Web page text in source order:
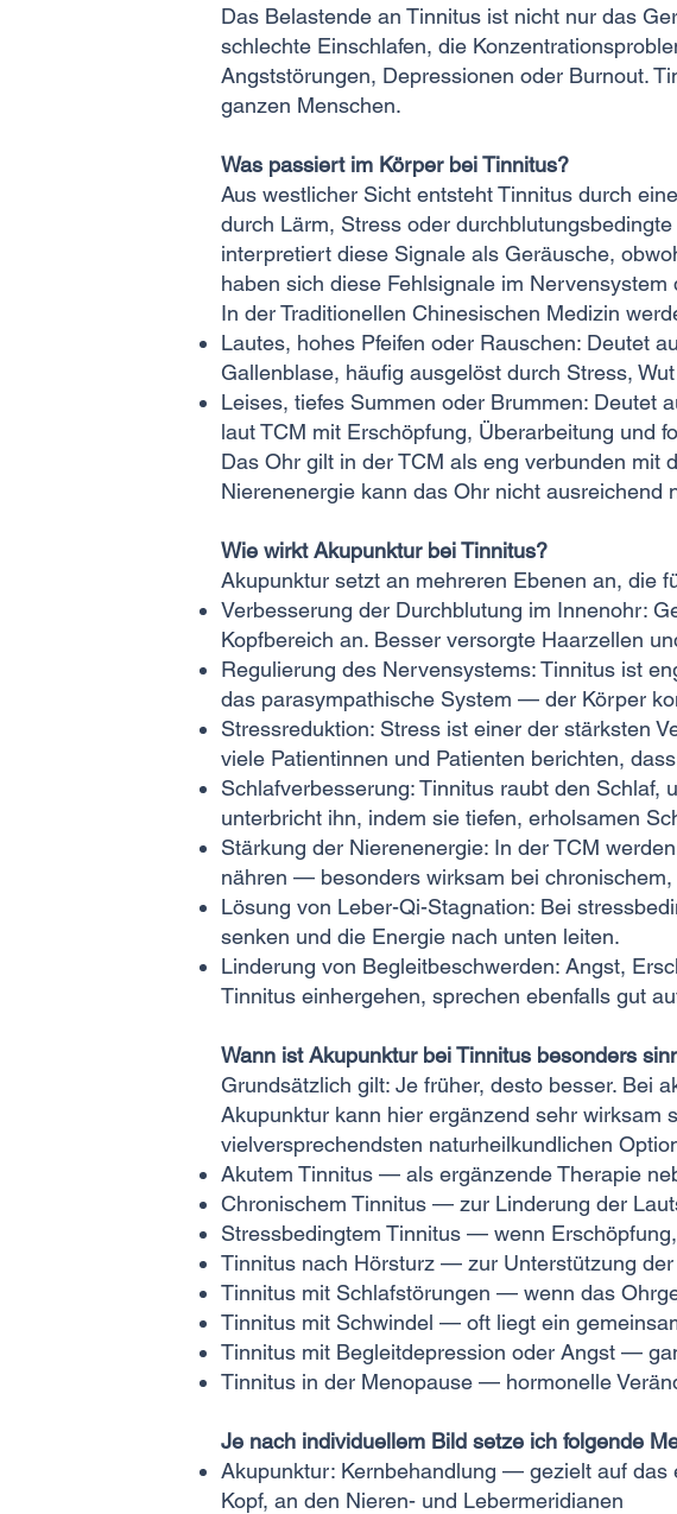
Das Belastende an Tinnitus ist nicht nur das
schlechte Einschlafen, die
Angststörungen, Depressionen oder Burnout.
ganzen Menschen.
Was passiert im Körper bei Tinnitus?
Aus westlicher Sicht entsteht Tinnitus durch
durch Lärm, Stress oder
interpretiert diese Signale als Geräusche,
haben sich diese Fehlsignale im
In der Traditionellen Chinesischen Medizin
Lautes, hohes Pfeifen oder Rauschen: Deutet
Gallenblase, häufig ausgelöst durch Stress,
Leises, tiefes Summen oder Brummen:
laut TCM mit Erschöpfung, Überarbeitung und
Das Ohr gilt in der TCM als eng verbunden
Nierenenergie kann das Ohr nicht
Wie wirkt Akupunktur bei Tinnitus?
Akupunktur setzt an mehreren Ebenen an, die
Verbesserung der Durchblutung im Innenohr:
Kopfbereich an. Besser versorgte Haarzellen
Regulierung des Nervensystems: Tinnitus ist
das parasympathische System — der Körper
Stressreduktion: Stress ist einer der stärksten
viele Patientinnen und Patienten berichten,
Schlafverbesserung: Tinnitus raubt den
unterbricht ihn, indem sie tiefen, erholsamen
Stärkung der Nierenenergie: In der TCM
nähren — besonders wirksam bei chronischem,
Lösung von Leber-Qi-Stagnation: Bei
senken und die Energie nach unten leiten.
Linderung von Begleitbeschwerden: Angst,
Tinnitus einhergehen, sprechen ebenfalls gut
Wann ist Akupunktur bei Tinnitus besonders
Grundsätzlich gilt: Je früher, desto besser. Bei
Akupunktur kann hier ergänzend sehr wirksam
vielversprechendsten naturheilkundlichen
Akutem Tinnitus — als ergänzende Therapie
Chronischem Tinnitus — zur Linderung der
Stressbedingtem Tinnitus — wenn
Tinnitus nach Hörsturz — zur Unterstützung
Tinnitus mit Schlafstörungen — wenn das
Tinnitus mit Schwindel — oft liegt ein
Tinnitus mit Begleitdepression oder Angst —
Tinnitus in der Menopause — hormonelle
Je nach individuellem Bild setze ich folgende
Akupunktur: Kernbehandlung — gezielt auf das
Kopf, an den Nieren- und Lebermeridianen